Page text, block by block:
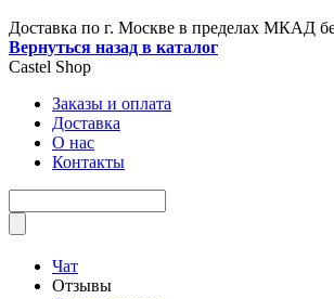
Доставка по г. Москве в пределах МКАД
Вернуться назад в каталог
Castel Shop
Заказы и оплата
Доставка
О нас
Контакты
Чат
Отзывы